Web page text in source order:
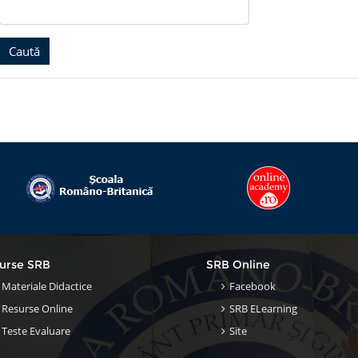
SRB
Materiale Didactice
Resurse Online
Teste Evaluare
SRB Online
Facebook
SRB ELearning
Site